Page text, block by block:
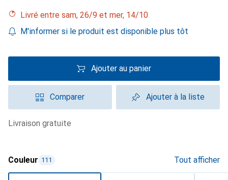
Livré entre sam, 26/9 et mer, 14/10
M'informer si le produit est disponible plus tôt
Ajouter au panier
Comparer Ajouter à la liste
livraison gratuite
Couleur 111 Tout afficher